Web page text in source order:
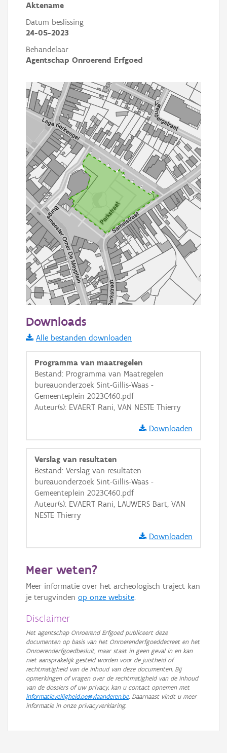
Aktename
Datum beslissing
24-05-2023
Behandelaar
Agentschap Onroerend Erfgoed
Informatie Vlaanderen
i
+ −
Basis Lagen
OSM-Basiskaart
Ortho
GRB-Basiskaart
GRB-Basiskaart in grijswaarden
Downloads
Alle bestanden downloaden
Programma van maatregelen
Bestand: Programma van Maatregelen
bureauonderzoek Sint-Gillis-Waas -
Gemeenteplein 2023C460.pdf
Auteur(s): EVAERT Rani, VAN NESTE Thierry
Downloaden
Verslag van resultaten
Bestand: Verslag van resultaten
bureauonderzoek Sint-Gillis-Waas -
Gemeenteplein 2023C460.pdf
Auteur(s): EVAERT Rani, LAUWERS Bart, VAN
NESTE Thierry
Downloaden
Meer weten?
Meer informatie over het archeologisch traject kan
je terugvinden op onze website.
Disclaimer
Het agentschap Onroerend Erfgoed publiceert deze
documenten op basis van het Onroerenderfgoeddecreet en het
Onroerenderfgoedbesluit, maar staat in geen geval in en kan
niet aansprakelijk gesteld worden voor de juistheid of
rechtmatigheid van de inhoud van deze documenten. Bij
opmerkingen of vragen over de rechtmatigheid van de inhoud
van de dossiers of uw privacy, kan u contact opnemen met
informatieveiligheid.oe@vlaanderen.be. Daarnaast vindt u meer
informatie in onze privacyverklaring.